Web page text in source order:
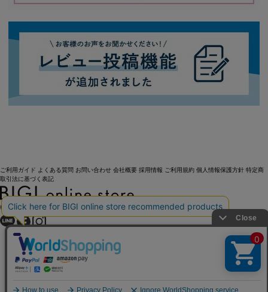
ご利用ガイド よくある質問 お問い合わせ 会社概要 採用情報 ご利用規約 個人情報保護方針 特定商
取引法に基づく表記
OFFICIAL SNS